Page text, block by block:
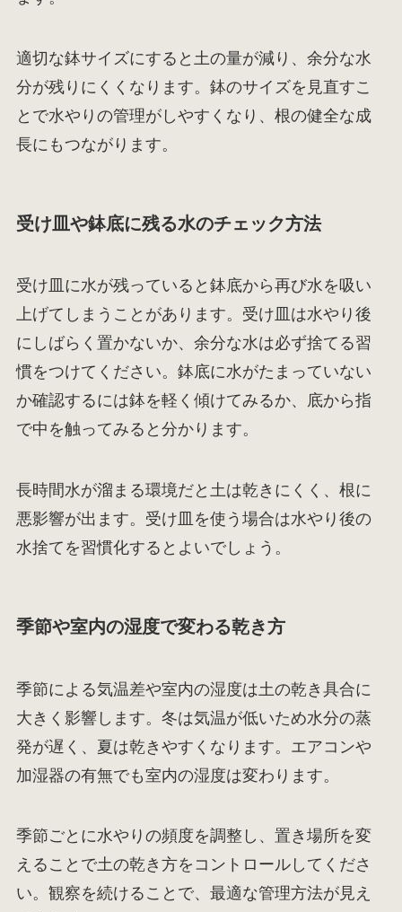
適切な鉢サイズにすると土の量が減り、余分な水
分が残りにくくなります。鉢のサイズを見直すこ
とで水やりの管理がしやすくなり、根の健全な成
長にもつながります。
受け皿や鉢底に残る水のチェック方法
受け皿に水が残っていると鉢底から再び水を吸い
上げてしまうことがあります。受け皿は水やり後
にしばらく置かないか、余分な水は必ず捨てる習
慣をつけてください。鉢底に水がたまっていない
か確認するには鉢を軽く傾けてみるか、底から指
で中を触ってみると分かります。
長時間水が溜まる環境だと土は乾きにくく、根に
悪影響が出ます。受け皿を使う場合は水やり後の
水捨てを習慣化するとよいでしょう。
季節や室内の湿度で変わる乾き方
季節による気温差や室内の湿度は土の乾き具合に
大きく影響します。冬は気温が低いため水分の蒸
発が遅く、夏は乾きやすくなります。エアコンや
加湿器の有無でも室内の湿度は変わります。
季節ごとに水やりの頻度を調整し、置き場所を変
えることで土の乾き方をコントロールしてくださ
い。観察を続けることで、最適な管理方法が見え